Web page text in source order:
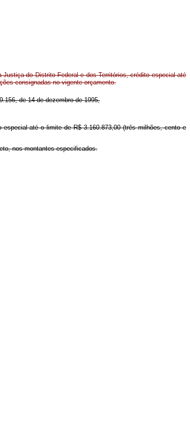
do Distrito Federal e dos Territórios, crédito especial até
consignadas no vigente orçamento.
de 14 de dezembro de 1995,
até o limite de R$ 3.160.873,00 (três milhões, cento e
nos montantes especificados.